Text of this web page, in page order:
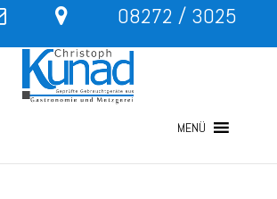
08272 / 3025
MENÜ